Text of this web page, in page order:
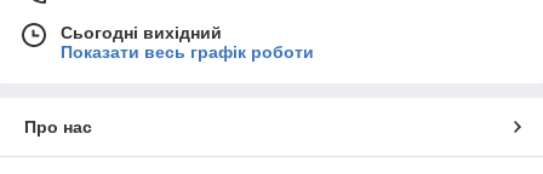
Сьогодні вихідний
Показати весь графік роботи
Про нас